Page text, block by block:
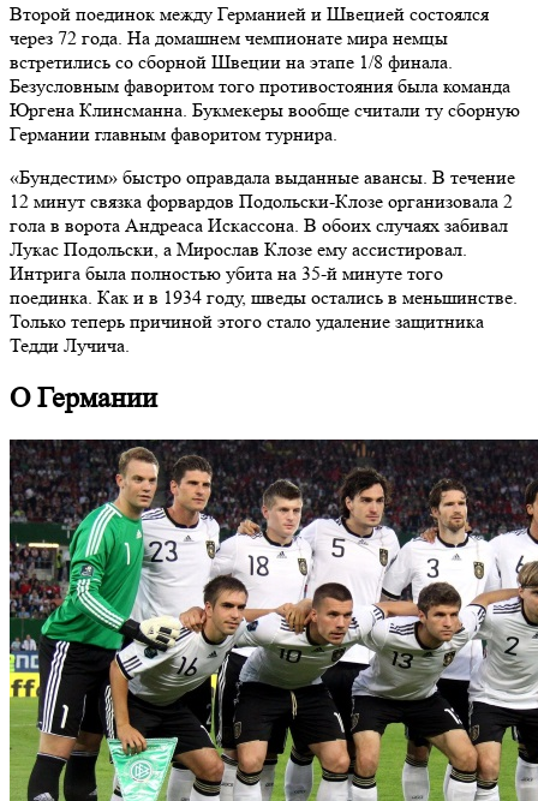
Второй поединок между Германией и Швецией состоялся
через 72 года. На домашнем чемпионате мира немцы
встретились со сборной Швеции на этапе 1/8 финала.
Безусловным фаворитом того противостояния была команда
Юргена Клинсманна. Букмекеры вообще считали ту сборную
Германии главным фаворитом турнира.
«Бундестим» быстро оправдала выданные авансы. В течение
12 минут связка форвардов Подольски-Клозе организовала 2
гола в ворота Андреаса Искассона. В обоих случаях забивал
Лукас Подольски, а Мирослав Клозе ему ассистировал.
Интрига была полностью убита на 35-й минуте того
поединка. Как и в 1934 году, шведы остались в меньшинстве.
Только теперь причиной этого стало удаление защитника
Тедди Лучича.
О Германии